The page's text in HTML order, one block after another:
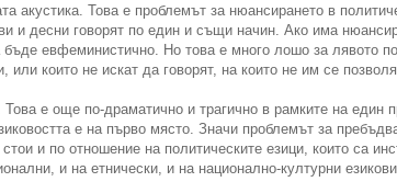
акустика. Това е проблемът за нюансирането в
и десни говорят по един и същи начин. Ако има
евфеминистично. Но това е много лошо за лявото
които не искат да говорят, на които не им се
е още по-драматично и трагично в рамките на един
е на първо място. Значи проблемът за
и по отношение на политическите езици, които са
и на етнически, и на национално-културни